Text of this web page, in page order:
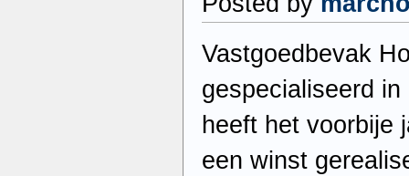
Vastgoedbevak
gespecialiseerd
heeft het voorbije
een winst